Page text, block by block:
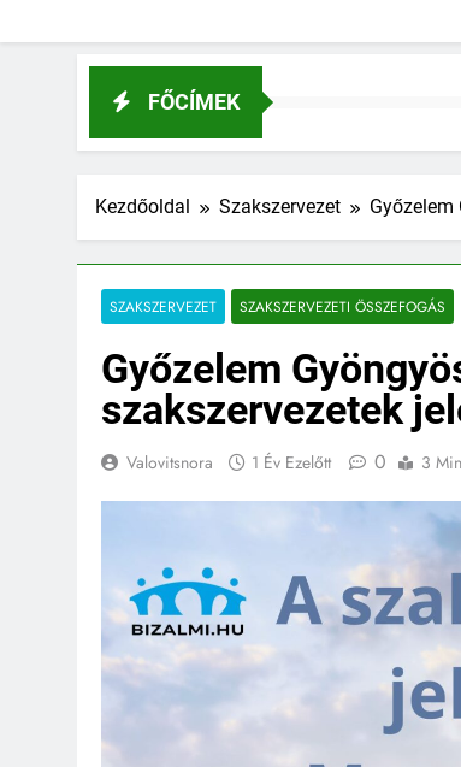
FŐCÍMEK
Kezdőoldal Szakszervezet
SZAKSZERVEZET SZAKSZERVEZETI ÖSSZEFOGÁS
Győzelem
szakszervezetek
Valovitsnora 1 Év Ezelőtt 0 3